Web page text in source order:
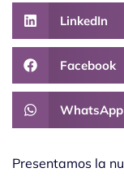
LinkedIn
Facebook
WhatsApp
Presentamos la